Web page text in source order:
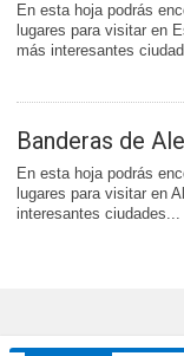
En esta hoja podrás
lugares para visitar en
más interesantes
Banderas de
En esta hoja podrás
lugares para visitar en
interesantes ciudades...